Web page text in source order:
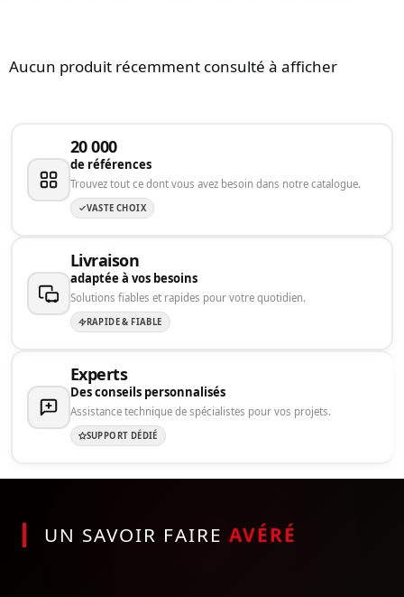
Aucun produit récemment consulté à afficher
20 000
de références
Trouvez tout ce dont vous avez besoin dans notre catalogue.
VASTE CHOIX
Livraison
adaptée à vos besoins
Solutions fiables et rapides pour votre quotidien.
RAPIDE & FIABLE
Experts
Des conseils personnalisés
Assistance technique de spécialistes pour vos projets.
SUPPORT DÉDIÉ
UN SAVOIR FAIRE AVÉRÉ